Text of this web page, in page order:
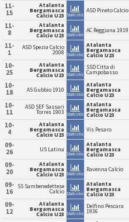
11-
15
Atalanta
Bergamasca
Calcio U23 Statistici
ASD Pineto Calcio
11-
8
Atalanta
Bergamasca
Calcio U23 Statistici
AC Reggiana 1919
11-
1
ASD Spezia Calcio
2008 Statistici
Atalanta
Bergamasca
Calcio U23
10-
25
Atalanta
Bergamasca
Calcio U23 Statistici
SSD Citta di
Campobasso
10-
18
AS Gubbio 1910
Statistici
Atalanta
Bergamasca
Calcio U23
10-
11
ASD SEF Sassari
Torres 1903 Statistici
Atalanta
Bergamasca
Calcio U23
10-
4
Atalanta
Bergamasca
Calcio U23 Statistici
Vis Pesaro
09-
26
US Latina
Statistici
Atalanta
Bergamasca
Calcio U23
09-
20
Atalanta
Bergamasca
Calcio U23 Statistici
Ravenna Calcio
09-
16
SS Sambenedettese
Calcio Statistici
Atalanta
Bergamasca
Calcio U23
09-
12
Atalanta
Bergamasca
Calcio U23 Statistici
Delfino Pescara
1936